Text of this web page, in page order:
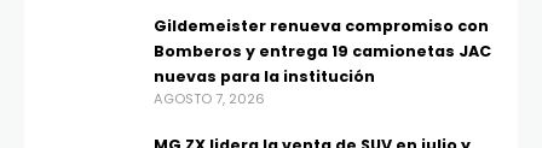
Gildemeister renueva compromiso con
Bomberos y entrega 19 camionetas JAC
nuevas para la institución
AGOSTO 7, 2026